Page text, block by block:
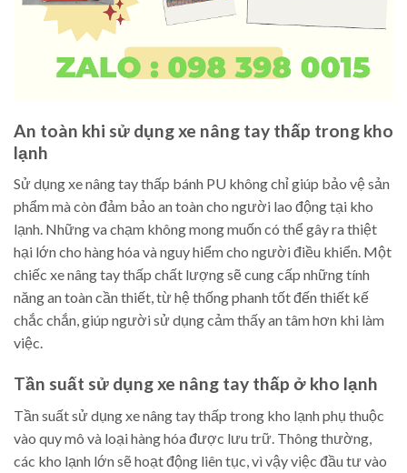
An toàn khi sử dụng xe nâng tay thấp trong kho
lạnh
Sử dụng xe nâng tay thấp bánh PU không chỉ giúp bảo vệ sản
phẩm mà còn đảm bảo an toàn cho người lao động tại kho
lạnh. Những va chạm không mong muốn có thể gây ra thiệt
hại lớn cho hàng hóa và nguy hiểm cho người điều khiển. Một
chiếc xe nâng tay thấp chất lượng sẽ cung cấp những tính
năng an toàn cần thiết, từ hệ thống phanh tốt đến thiết kế
chắc chắn, giúp người sử dụng cảm thấy an tâm hơn khi làm
việc.
Tần suất sử dụng xe nâng tay thấp ở kho lạnh
Tần suất sử dụng xe nâng tay thấp trong kho lạnh phụ thuộc
vào quy mô và loại hàng hóa được lưu trữ. Thông thường,
các kho lạnh lớn sẽ hoạt động liên tục, vì vậy việc đầu tư vào